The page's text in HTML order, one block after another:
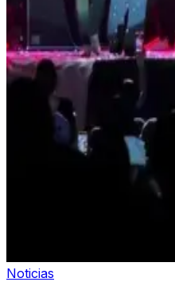
Noticias